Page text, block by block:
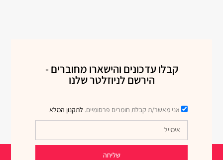
קבלו עדכונים והישארו מחוברים -
הירשם לניוזלטר שלנו
אני מאשר/ת קבלת חומרים פרסומיים. לתקנון המלא
שליחה